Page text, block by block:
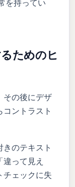
を持ってい
ためのヒ
その後にデザ
ントラスト
のテキスト
って見え
チェックに失